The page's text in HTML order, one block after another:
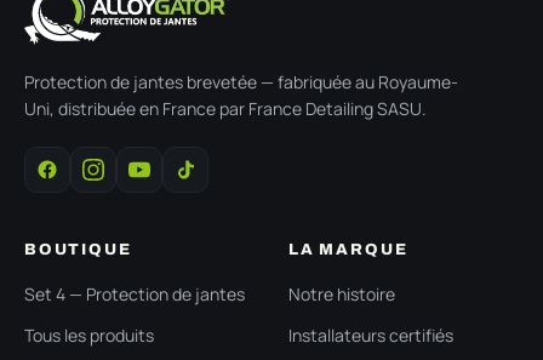
Protection de jantes brevetée — fabriquée au Royaume-
Uni, distribuée en France par France Detailing SASU.
BOUTIQUE
Set 4 — Protection de jantes
Tous les produits
LA MARQUE
Notre histoire
Installateurs certifiés